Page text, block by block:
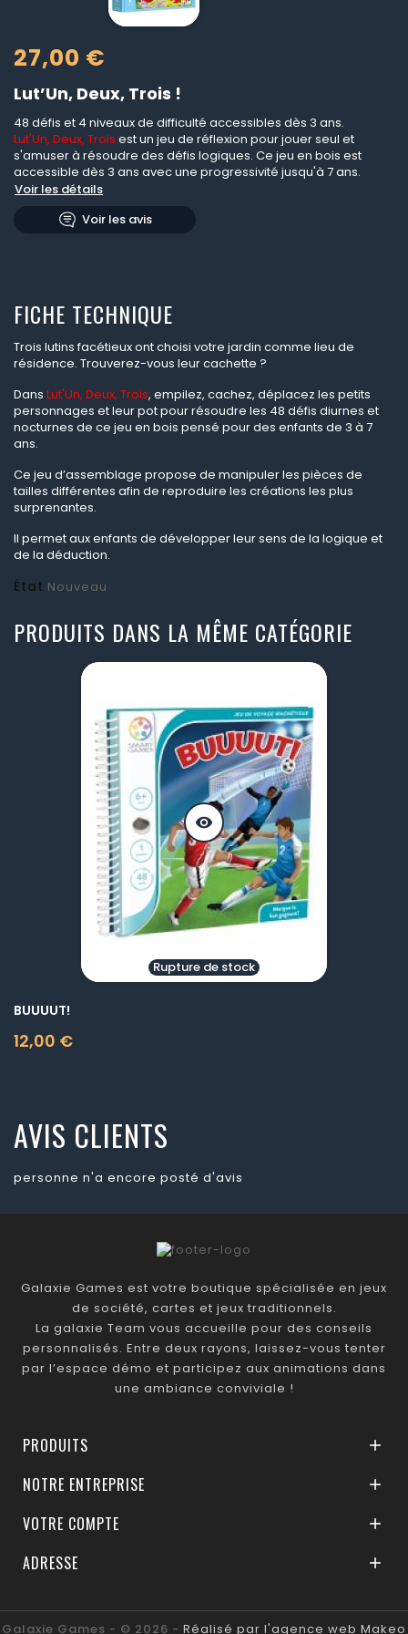
27,00 €
Lut’Un, Deux, Trois !
48 défis et 4 niveaux de difficulté accessibles dès 3 ans.
Lut'Un, Deux, Trois est un jeu de réflexion pour jouer seul et
s'amuser à résoudre des défis logiques. Ce jeu en bois est
accessible dès 3 ans avec une progressivité jusqu'à 7 ans.
Voir les détails
Voir les avis
FICHE TECHNIQUE
Trois lutins facétieux ont choisi votre jardin comme lieu de
résidence. Trouverez-vous leur cachette ?
Dans Lut'Un, Deux, Trois, empilez, cachez, déplacez les petits
personnages et leur pot pour résoudre les 48 défis diurnes et
nocturnes de ce jeu en bois pensé pour des enfants de 3 à 7
ans.
Ce jeu d’assemblage propose de manipuler les pièces de
tailles différentes afin de reproduire les créations les plus
surprenantes.
Il permet aux enfants de développer leur sens de la logique et
de la déduction.
État Nouveau
PRODUITS DANS LA MÊME CATÉGORIE
visibility
Rupture de stock
BUUUUT!
12,00 €
Prix
AVIS CLIENTS
personne n'a encore posté d'avis
Galaxie Games est votre boutique spécialisée en jeux
de société, cartes et jeux traditionnels.
La galaxie Team vous accueille pour des conseils
personnalisés. Entre deux rayons, laissez-vous tenter
par l’espace démo et participez aux animations dans
une ambiance conviviale !
PRODUITS 
NOTRE ENTREPRISE 
VOTRE COMPTE 
ADRESSE 
Galaxie Games - © 2026 - Réalisé par l'agence web Makeo